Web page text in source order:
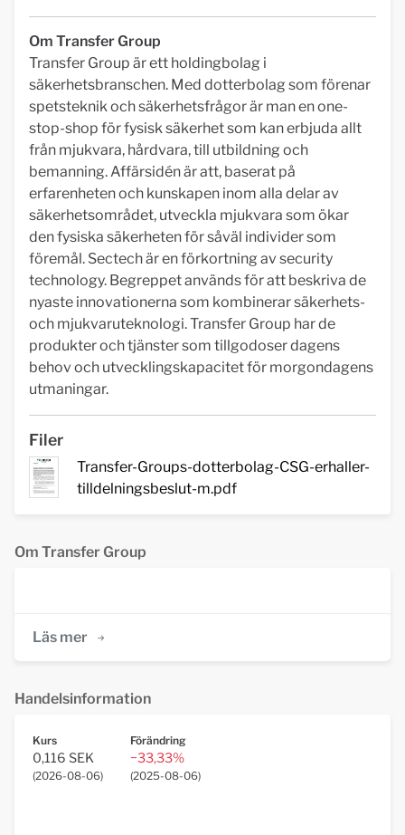
Om Transfer Group
Transfer Group är ett holdingbolag i
säkerhetsbranschen. Med dotterbolag som förenar
spetsteknik och säkerhetsfrågor är man en one-
stop-shop för fysisk säkerhet som kan erbjuda allt
från mjukvara, hårdvara, till utbildning och
bemanning. Affärsidén är att, baserat på
erfarenheten och kunskapen inom alla delar av
säkerhetsområdet, utveckla mjukvara som ökar
den fysiska säkerheten för såväl individer som
föremål. Sectech är en förkortning av security
technology. Begreppet används för att beskriva de
nyaste innovationerna som kombinerar säkerhets-
och mjukvaruteknologi. Transfer Group har de
produkter och tjänster som tillgodoser dagens
behov och utvecklingskapacitet för morgondagens
utmaningar.
Filer
Transfer-Groups-dotterbolag-CSG-erhaller-
tilldelningsbeslut-m.pdf
Om Transfer Group
Läs mer
Handelsinformation
Kurs
0,116 SEK
(2026-08-06)
Förändring
−33,33%
(2025-08-06)